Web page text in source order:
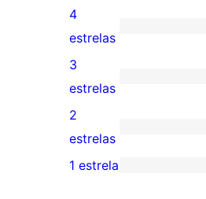
avaliações
com
5
estrelas
0
avaliação
com
4
estrela
4
estrelas
0
avaliação
com
3
3
estrelas
0
avaliação
2
estrelas
1 estrela